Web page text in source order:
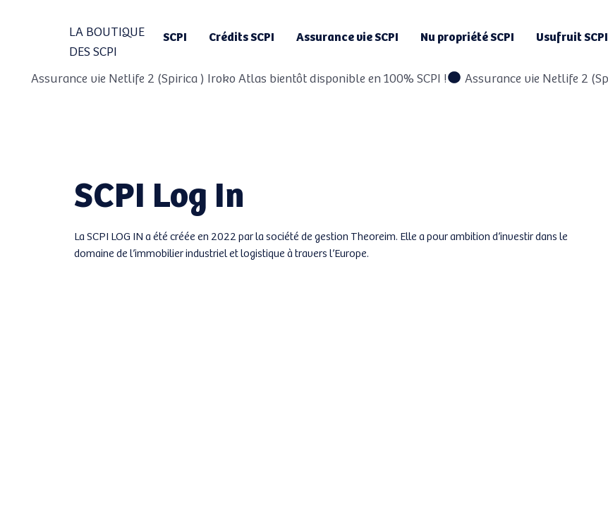
LA BOUTIQUE
DES SCPI
SCPI Crédits SCPI Assurance vie SCPI Nu propriété SCPI Usufruit SCPI
Assurance vie Netlife 2 (Spirica ) Iroko Atlas bientôt disponible en 100% SCPI !
SCPI Log In
La SCPI LOG IN a été créée en 2022 par la société de gestion Theoreim. Elle a pour ambition d’investir dans le
domaine de l’immobilier industriel et logistique à travers l’Europe.